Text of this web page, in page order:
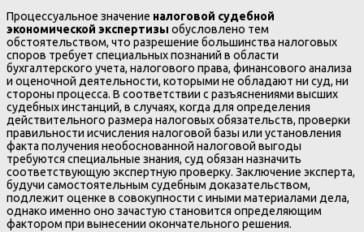
Процессуальное значение налоговой судебной
экономической экспертизы обусловлено тем
обстоятельством, что разрешение большинства налоговых
споров требует специальных познаний в области
бухгалтерского учета, налогового права, финансового анализа
и оценочной деятельности, которыми не обладают ни суд, ни
стороны процесса. В соответствии с разъяснениями высших
судебных инстанций, в случаях, когда для определения
действительного размера налоговых обязательств, проверки
правильности исчисления налоговой базы или установления
факта получения необоснованной налоговой выгоды
требуются специальные знания, суд обязан назначить
соответствующую экспертную проверку. Заключение эксперта,
будучи самостоятельным судебным доказательством,
подлежит оценке в совокупности с иными материалами дела,
однако именно оно зачастую становится определяющим
фактором при вынесении окончательного решения.